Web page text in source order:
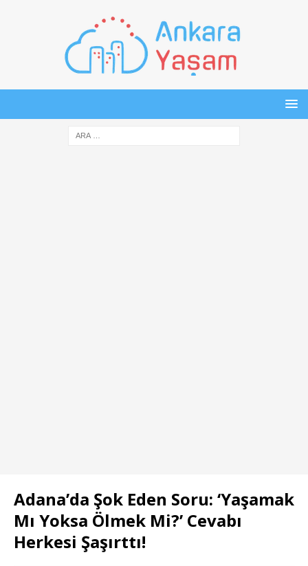
Adana’da Şok Eden Soru: ‘Yaşamak
Mı Yoksa Ölmek Mi?’ Cevabı
Herkesi Şaşırttı!